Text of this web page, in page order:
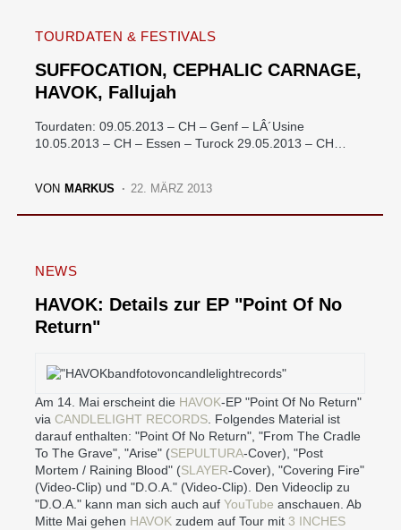
TOURDATEN & FESTIVALS
SUFFOCATION, CEPHALIC CARNAGE,
HAVOK, Fallujah
Tourdaten: 09.05.2013 – CH – Genf – LÂ´Usine
10.05.2013 – CH – Essen – Turock 29.05.2013 – CH…
VON MARKUS 22. MÄRZ 2013
NEWS
HAVOK: Details zur EP "Point Of No
Return"
Am 14. Mai erscheint die HAVOK-EP "Point Of No Return"
via CANDLELIGHT RECORDS . Folgendes Material ist
darauf enthalten: "Point Of No Return", "From The Cradle
To The Grave", "Arise" (SEPULTURA-Cover), "Post
Mortem / Raining Blood" (SLAYER-Cover), "Covering Fire"
(Video-Clip) und "D.O.A." (Video-Clip). Den Videoclip zu
"D.O.A." kann man sich auch auf YouTube anschauen. Ab
Mitte Mai gehen HAVOK zudem auf Tour mit 3 INCHES